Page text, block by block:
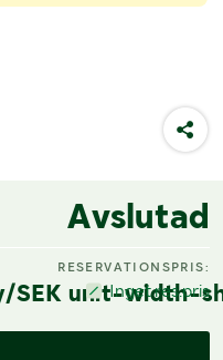
Avslutad
SEK unit-width-
RESERVATIONSPRIS:
Inget res.pris